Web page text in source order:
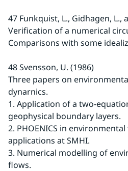
47 Funkquist, L., Gidhagen, L.,
Verification of a numerical
Comparisons with some
48 Svensson, U. (1986)
Three papers on
dynarnics.
1. Application of a two-
geophysical boundary layers.
2. PHOENICS in
applications at SMHI.
3. Numerical modelling of
flows.